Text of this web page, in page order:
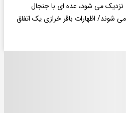
نزدیک می شود، عده ای با جنجال
شوند/ اظهارات باقر خرازی یک اتفاق